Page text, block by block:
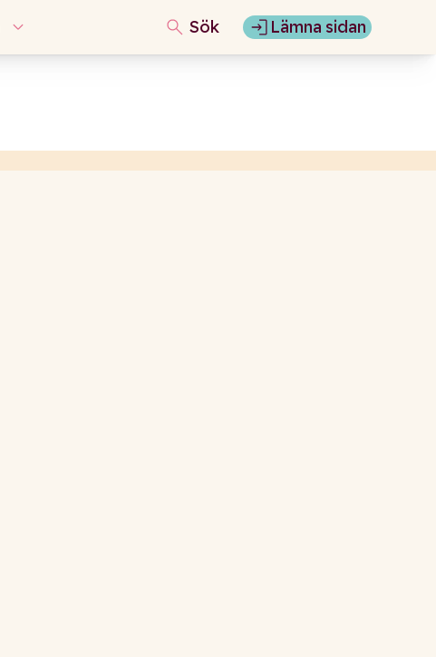
Sök Lämna sidan